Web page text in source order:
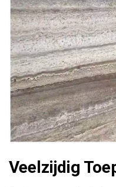
Veelzijdig